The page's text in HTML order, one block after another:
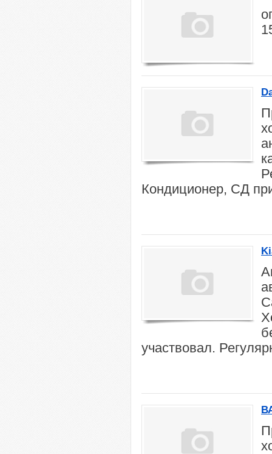
Кондиционер, СД
участвовал.